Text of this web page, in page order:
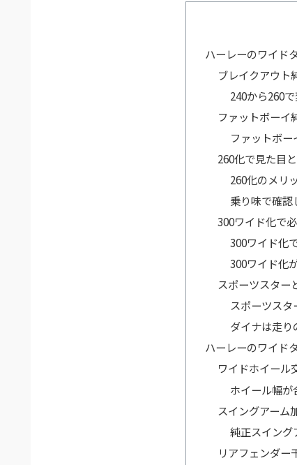
ハーレーのワイド
ブレイクアウト
240から260
ファットボーイ
ファットボ
260化で見た目
260化のメリ
乗り味で確認
300ワイド化で
300ワイド化
300ワイド化
スポーツスター
スポーツス
ダイナは走り
ハーレーのワイド
ワイドホイール
ホイール幅
スイングアーム
純正スイング
リアフェンダー